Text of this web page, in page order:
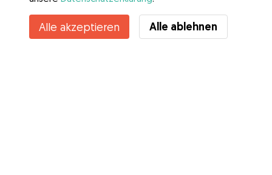
Kontakt
Kennst du die Vorteile von Gudog? Mehr sehen
Alle akzeptieren Alle ablehnen